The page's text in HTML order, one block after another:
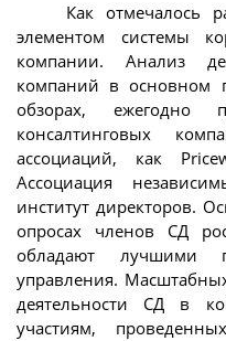
Как отмечалось
элементом системы
компании. Анализ
компаний в основном
обзорах, ежегодно
консалтинговых
ассоциаций, как
Ассоциация
институт директоров.
опросах членов СД
обладают лучшими
управления.
деятельности СД в
участиям,